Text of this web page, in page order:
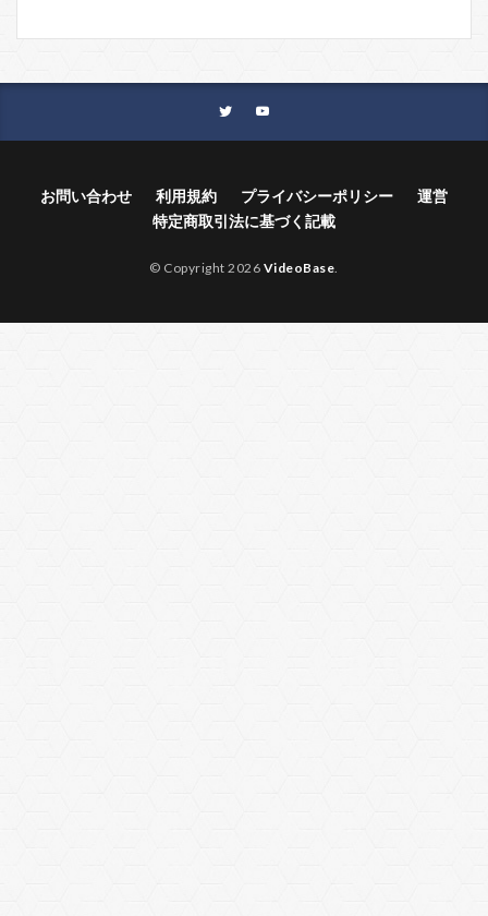
お問い合わせ 利用規約 プライバシーポリシー
運営
特定商取引法に基づく記載
© Copyright 2026 VideoBase.